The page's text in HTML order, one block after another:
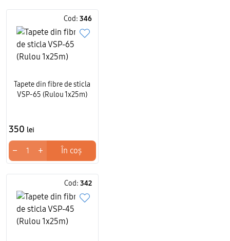
Cod: 346
Tapete din fibre de sticla
VSP-65 (Rulou 1x25m)
350 lei
− + În coș
Cod: 342